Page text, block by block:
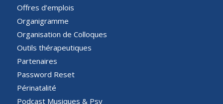
Offres d’emplois
Organigramme
Organisation de Colloques
Outils thérapeutiques
Partenaires
Password Reset
Périnatalité
Podcast Musiques & Psy